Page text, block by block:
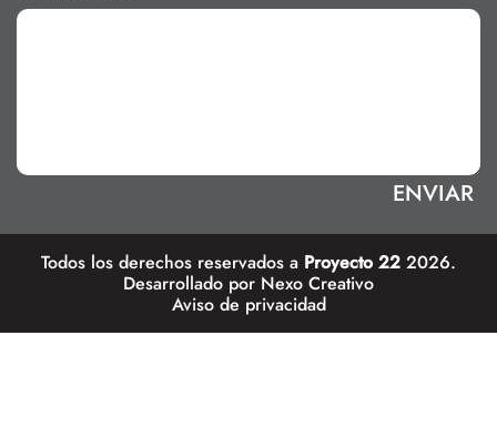
Todos los derechos reservados a Proyecto 22 2026.
Desarrollado por Nexo Creativo
Aviso de privacidad